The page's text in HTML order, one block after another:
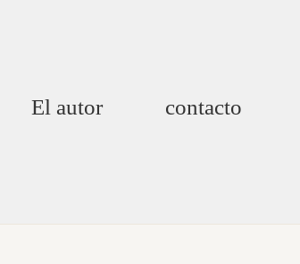
El autor contacto